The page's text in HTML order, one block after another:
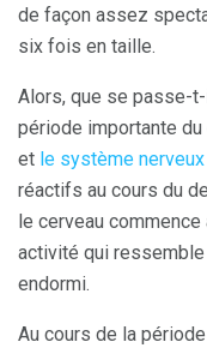
de façon assez
six fois en taille.
Alors, que se passe-
période importante
et le système nerveux
réactifs au cours du
le cerveau
activité qui ressemble
endormi.
Au cours de la